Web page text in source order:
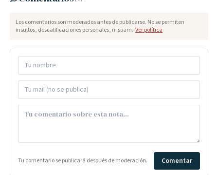
Los comentarios son moderados antes de publicarse. No se permiten
insultos, descalificaciones personales, ni spam. Ver política
Tu comentario se publicará después de moderación. Comentar